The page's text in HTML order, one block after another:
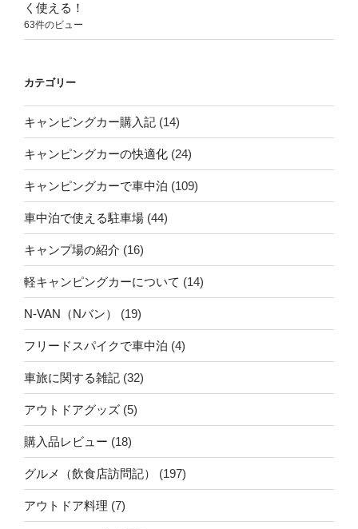
く使える！
63件のビュー
カテゴリー
キャンピングカー購入記 (14)
キャンピングカーの快適化 (24)
キャンピングカーで車中泊 (109)
車中泊で使える駐車場 (44)
キャンプ場の紹介 (16)
軽キャンピングカーについて (14)
N-VAN（Nバン） (19)
フリードスパイクで車中泊 (4)
車旅に関する雑記 (32)
アウトドアグッズ (5)
購入品レビュー (18)
グルメ（飲食店訪問記） (197)
アウトドア料理 (7)